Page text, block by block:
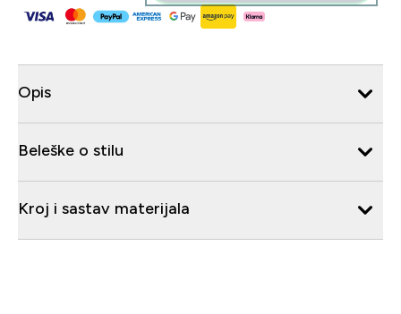
Opis
Beleške o stilu
Kroj i sastav materijala